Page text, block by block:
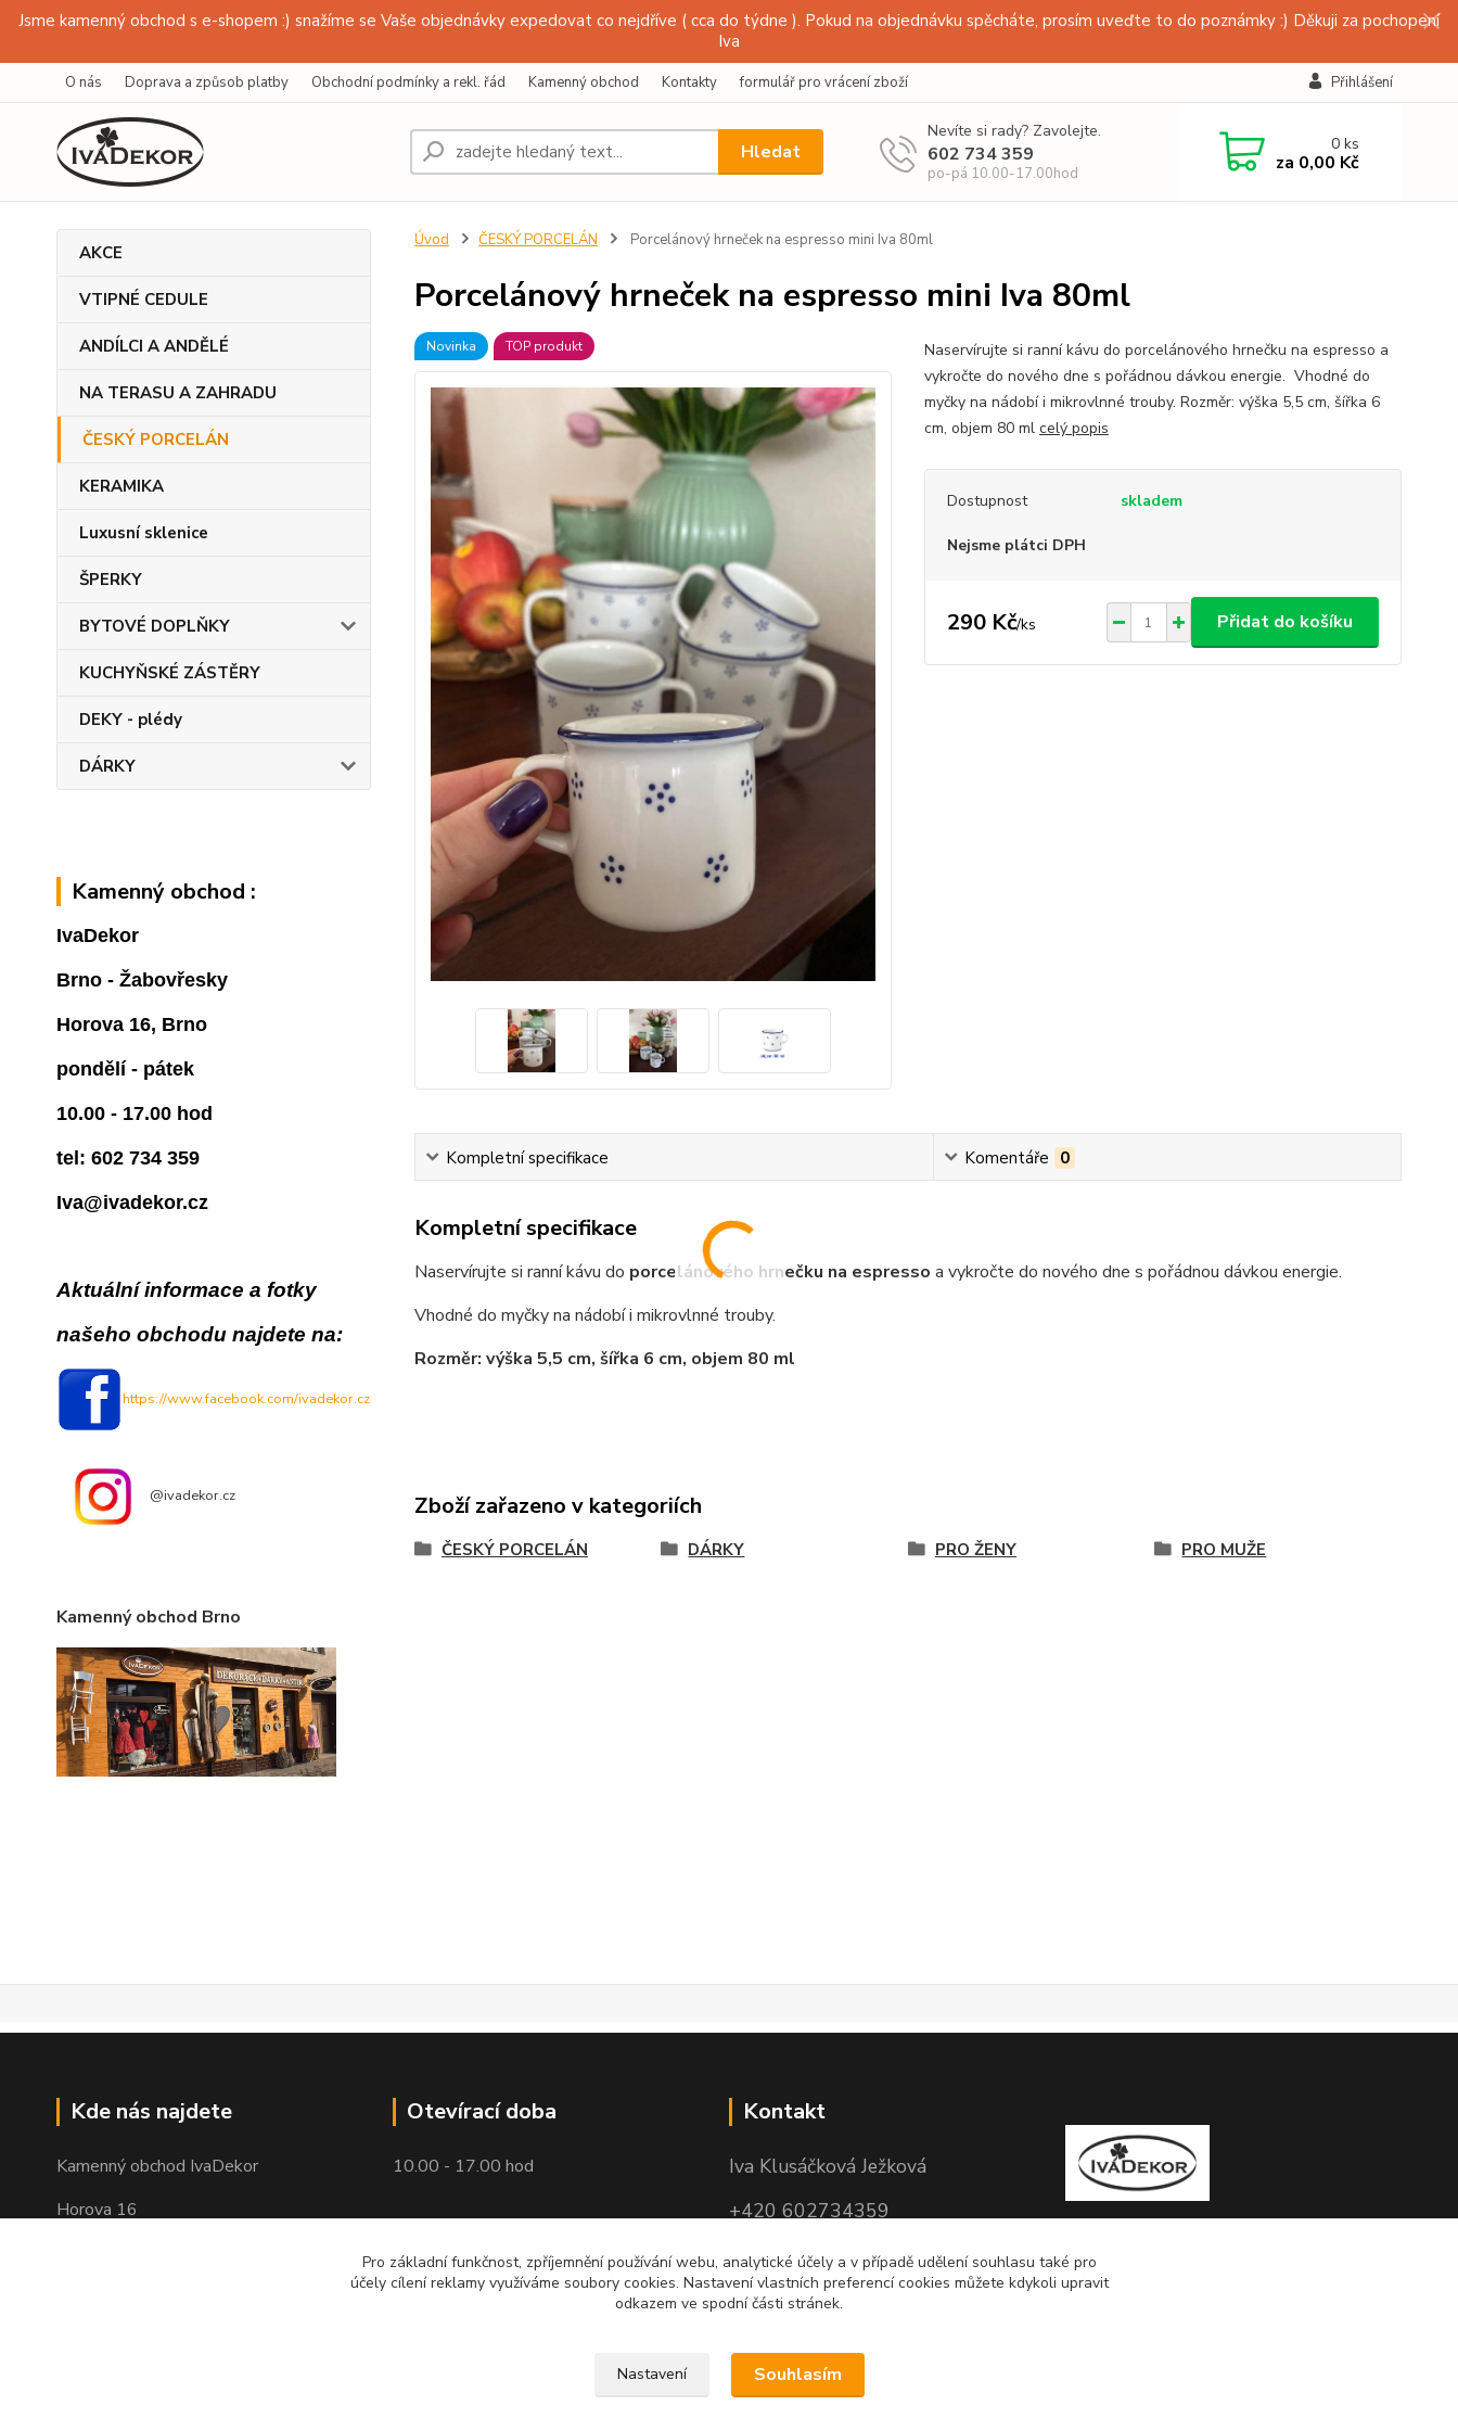
Jsme kamenný obchod s e-shopem :) snažíme se Vaše objednávky expedovat co nejdříve ( cca do týdne ). Pokud na objednávku spěcháte, prosím uveďte to do poznámky :) Děkuji za pochopení
Iva
O nás Doprava a způsob platby Obchodní podmínky a rekl. řád Kamenný obchod Kontakty formulář pro vrácení zboží Přihlášení
Hledat
Nevíte si rady? Zavolejte.
602 734 359
po-pá 10.00-17.00hod
0ks
za 0,00 Kč
AKCE
VTIPNÉ CEDULE
ANDÍLCI A ANDĚLÉ
NA TERASU A ZAHRADU
ČESKÝ PORCELÁN
KERAMIKA
Luxusní sklenice
ŠPERKY
BYTOVÉ DOPLŇKY
KUCHYŇSKÉ ZÁSTĚRY
DEKY - plédy
DÁRKY
Kamenný obchod :
IvaDekor
Brno - Žabovřesky
Horova 16, Brno
pondělí - pátek
10.00 - 17.00 hod
tel: 602 734 359
Iva@ivadekor.cz
Aktuální informace a fotky
našeho obchodu najdete na:
https://www.facebook.com/ivadekor.cz
@ivadekor.cz
Kamenný obchod Brno
Úvod ČESKÝ PORCELÁN Porcelánový hrneček na espresso mini Iva 80ml
Porcelánový hrneček na espresso mini Iva 80ml
Novinka TOP produkt
Naservírujte si ranní kávu do porcelánového hrnečku na espresso a
vykročte do nového dne s pořádnou dávkou energie. Vhodné do
myčky na nádobí i mikrovlnné trouby. Rozměr: výška 5,5 cm, šířka 6
cm, objem 80 ml celý popis
Dostupnost skladem
Nejsme plátci DPH
290 Kč/ks Přidat do košíku
Kompletní specifikace Komentáře 0
Kompletní specifikace
Naservírujte si ranní kávu do porcelánového hrnečku na espresso a vykročte do nového dne s pořádnou dávkou energie.
Vhodné do myčky na nádobí i mikrovlnné trouby.
Rozměr: výška 5,5 cm, šířka 6 cm, objem 80 ml
Zboží zařazeno v kategoriích
ČESKÝ PORCELÁN DÁRKY PRO ŽENY PRO MUŽE
Kde nás najdete
Kamenný obchod IvaDekor
Horova 16
Otevírací doba
10.00 - 17.00 hod
Kontakt
Iva Klusáčková Ježková
+420 602734359
(po-pá 10.00-17.00hod)
iva@ivadekor.cz
Pro základní funkčnost, zpříjemnění používání webu, analytické účely a v případě udělení souhlasu také pro
účely cílení reklamy využíváme soubory cookies. Nastavení vlastních preferencí cookies můžete kdykoli upravit
odkazem ve spodní části stránek.
Nastavení Souhlasím